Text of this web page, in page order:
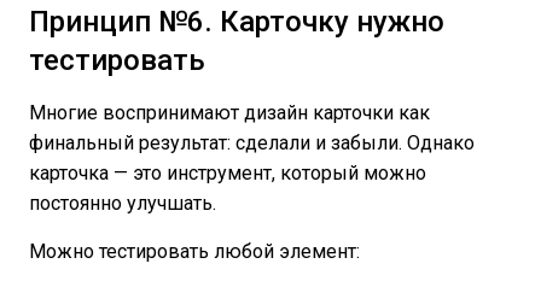
Принцип №6. Карточку нужно
тестировать
Многие воспринимают дизайн карточки как
финальный результат: сделали и забыли. Однако
карточка — это инструмент, который можно
постоянно улучшать.
Можно тестировать любой элемент: